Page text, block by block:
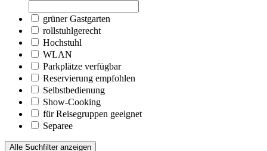
grüner Gastgarten
rollstuhlgerecht
Hochstuhl
WLAN
Parkplätze verfügbar
Reservierung empfohlen
Selbstbedienung
Show-Cooking
für Reisegruppen geeignet
Separee
Alle Suchfilter anzeigen